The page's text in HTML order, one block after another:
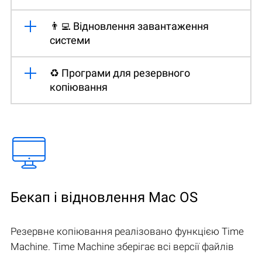
👨‍💻 Відновлення завантаження
системи
♻️ Програми для резервного
копіювання
Бекап і відновлення Mac OS
Резервне копіювання реалізовано функцією Time
Machine. Time Machine зберігає всі версії файлів